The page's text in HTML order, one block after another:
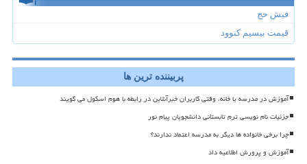
فیش حج
قیمت بیسیم کنوود
پربیننده ترین ها
آموزش در مدرسه یا خانه، وقتی کاربران خبرآنلاین در رابطه با هوم اسکول می گویند
جزئیات نام نویسی ترم تابستانی دانشجویان پیام نور
چرا برخی خانواده ها دیگر به مدرسه اعتماد ندارند؟
آموزش و پرورش اطلاعیه داد